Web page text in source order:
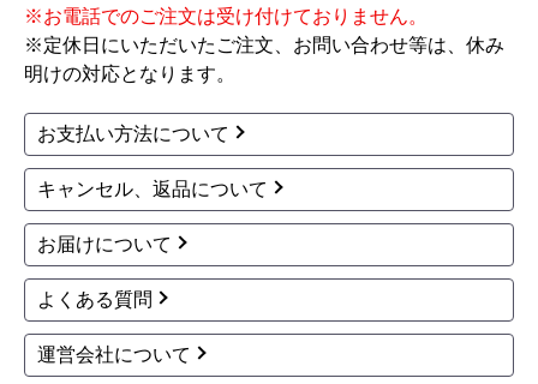
はい
またこのショップを利用したいですか？
【注文商品】給湯器 【注文時期】2026
年03月頃
【このショップを選んだ理由は？】
ガス給湯器の本体＋工事込みの価格が他店より安か
ったため。
【注文からどのくらいで届きましたか？】
※お電話でのご注文は受け付けておりません。
※定休日にいただいたご注文、お問い合わせ等は、休み
明けの対応となります。
お支払い方法について
キャンセル、返品について
お届けについて
よくある質問
運営会社について